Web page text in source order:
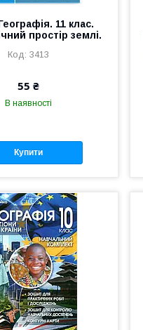
11 клас.
простір землі.
3413
55 ₴
В наявності
Купити